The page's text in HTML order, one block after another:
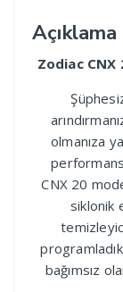
Açıklama
Zodiac
olmanıza
CNX 20
siklonik
bağımsız